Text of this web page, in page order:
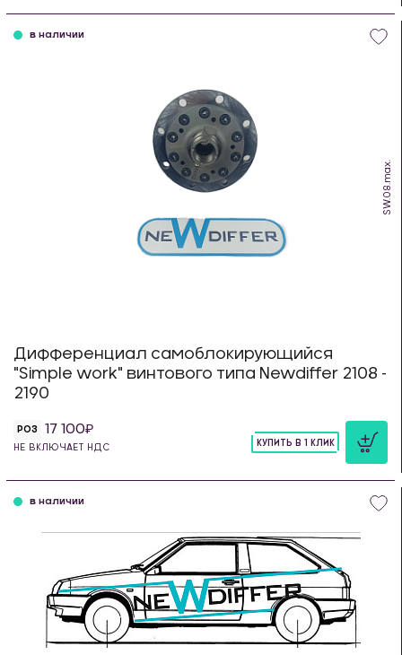
SW.08.max.
в наличии
Дифференциал самоблокирующийся
"Simple work" винтового типа Newdiffer 2108 -
2190
РОЗ 17 100
НЕ ВКЛЮЧАЕТ НДС
КУПИТЬ В 1 КЛИК
в наличии